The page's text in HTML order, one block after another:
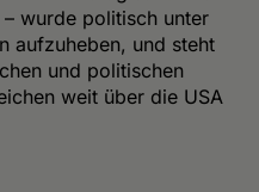
wurde politisch unter
aufzuheben, und steht
und politischen
weit über die USA